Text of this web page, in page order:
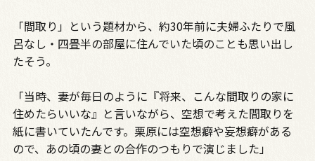
「間取り」という題材から、約30年前に夫婦ふたりで風
呂なし・四畳半の部屋に住んでいた頃のことも思い出し
たそう。
「当時、妻が毎日のように『将来、こんな間取りの家に
住めたらいいな』と言いながら、空想で考えた間取りを
紙に書いていたんです。栗原には空想癖や妄想癖がある
ので、あの頃の妻との合作のつもりで演じました」